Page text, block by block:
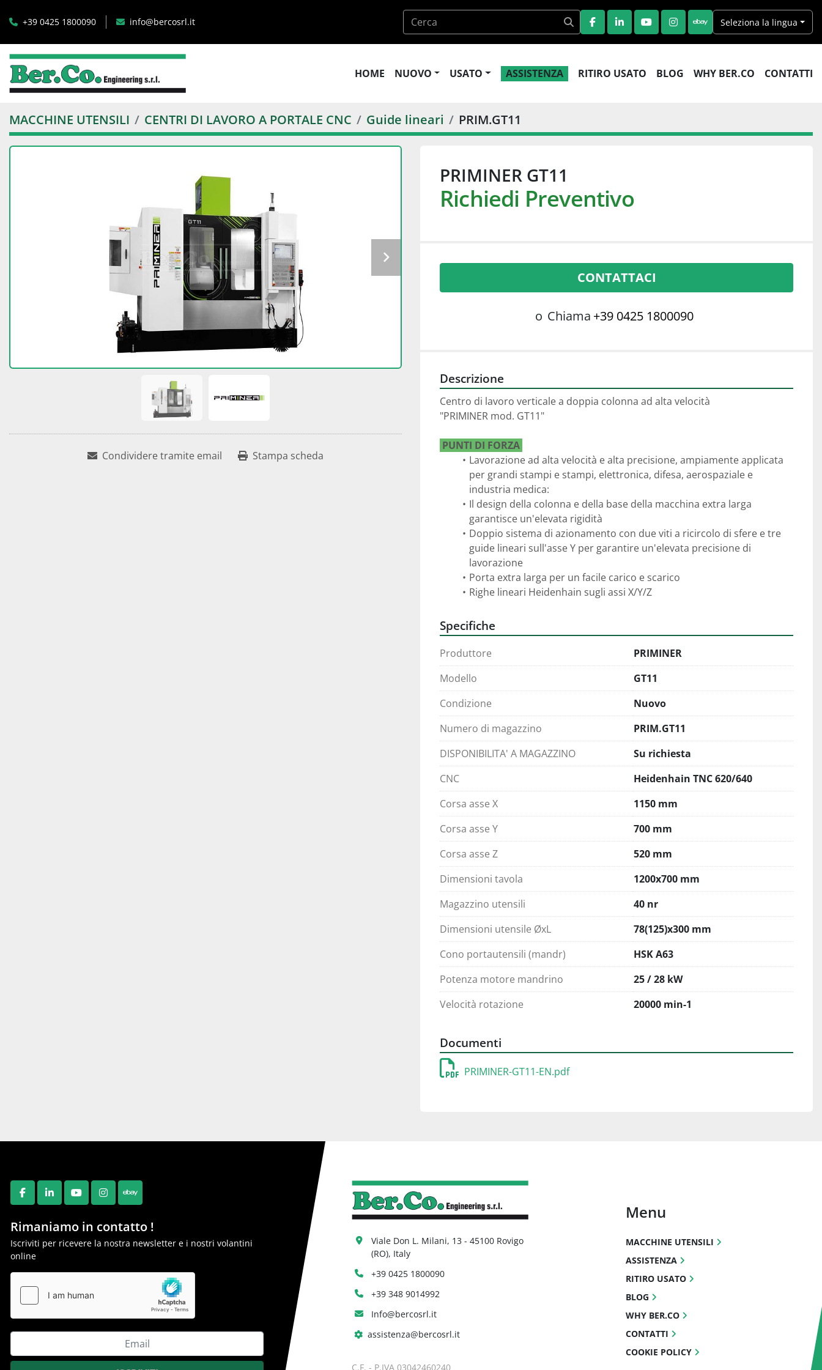
+39 0425 1800090 info@bercosrl.it FACEBOOK
LINKEDINYOUTUBEINSTAGRAM
EBAYSeleziona la lingua
HOME NUOVO USATO ASSISTENZA RITIRO USATO BLOG WHY BER.CO CONTATTI
MACCHINE UTENSILI CENTRI DI LAVORO A PORTALE CNC Guide lineari PRIM.GT11
Condividere tramite email Stampa scheda
PRIMINER GT11
Richiedi Preventivo
CONTATTACI
o Chiama +39 0425 1800090
Descrizione
Centro di lavoro verticale a doppia colonna ad alta velocità
"PRIMINER mod. GT11"
PUNTI DI FORZA
Lavorazione ad alta velocità e alta precisione, ampiamente applicata
per grandi stampi e stampi, elettronica, difesa, aerospaziale e
industria medica:
Il design della colonna e della base della macchina extra larga
garantisce un'elevata rigidità
Doppio sistema di azionamento con due viti a ricircolo di sfere e tre
guide lineari sull'asse Y per garantire un'elevata precisione di
lavorazione
Porta extra larga per un facile carico e scarico
Righe lineari Heidenhain sugli assi X/Y/Z
Specifiche
Produttore
PRIMINER
Modello
GT11
Condizione
Nuovo
Numero di magazzino
PRIM.GT11
DISPONIBILITA' A MAGAZZINO
Su richiesta
CNC
Heidenhain TNC 620/640
Corsa asse X
1150 mm
Corsa asse Y
700 mm
Corsa asse Z
520 mm
Dimensioni tavola
1200x700 mm
Magazzino utensili
40 nr
Dimensioni utensile ØxL
78(125)x300 mm
Cono portautensili (mandr)
HSK A63
Potenza motore mandrino
25 / 28 kW
Velocità rotazione
20000 min-1
Documenti
PRIMINER-GT11-EN.pdf
FACEBOOK
LINKEDINYOUTUBEINSTAGRAM
EBAY
Rimaniamo in contatto !
Iscriviti per ricevere la nostra newsletter e i nostri volantini
online
Viale Don L. Milani, 13 - 45100 Rovigo
(RO), Italy
+39 0425 1800090
+39 348 9014992
Info@bercosrl.it
assistenza@bercosrl.it
C.F. - P.IVA 03042460240
Menu
MACCHINE UTENSILI
ASSISTENZA
RITIRO USATO
BLOG
WHY BER.CO
CONTATTI
COOKIE POLICY